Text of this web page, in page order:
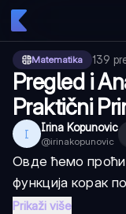
Matematika 139
Pregled i
Praktični
I Irina Kopunovic
@irinakopunovic
Овде ћемо проћи
функција корак
Prikaži više